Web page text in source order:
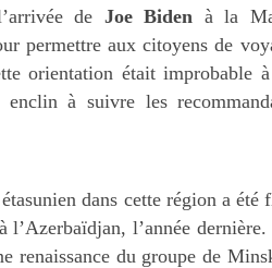
de Joe Biden à la
permettre aux citoyens de
orientation était improbable
enclin à suivre les
dans cette région a
l’Azerbaïdjan, l’année
renaissance du groupe de